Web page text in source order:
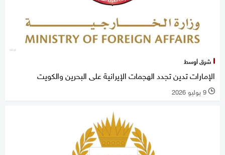
شرق أوسط
الإمارات تدين تجدد الهجمات الإيرانية على البحرين والكويت
l 9 يوليو 2026